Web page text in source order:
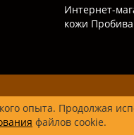
опыта. Продолжая
файлов cookie.
Интернет-
кожи